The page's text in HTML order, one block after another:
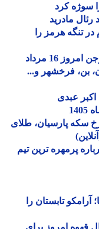
کرد
مادرید
هرمز را
جدول قطعی برق شهرکرد، لردگان و بروجن امروز 16 مرداد
بن، فرخشهر و...
عبدی
16 مرداد 1405؛ نرخ سکه پارسیان، طلای
پرمهره ترین تیم
تابستان را